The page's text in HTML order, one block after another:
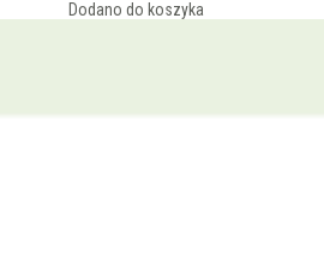
Dodano do koszyka